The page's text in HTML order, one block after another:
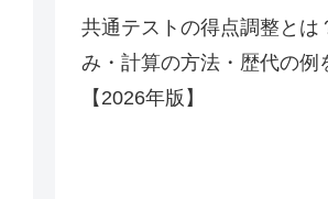
共通テストの得点調整とは
み・計算の方法・歴代の例
【2026年版】